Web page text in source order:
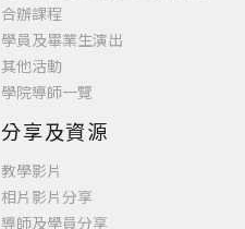
合辦課程
學員及畢業生演出
其他活動
學院導師一覽
分享及資源
教學影片
相片影片分享
導師及學員分享